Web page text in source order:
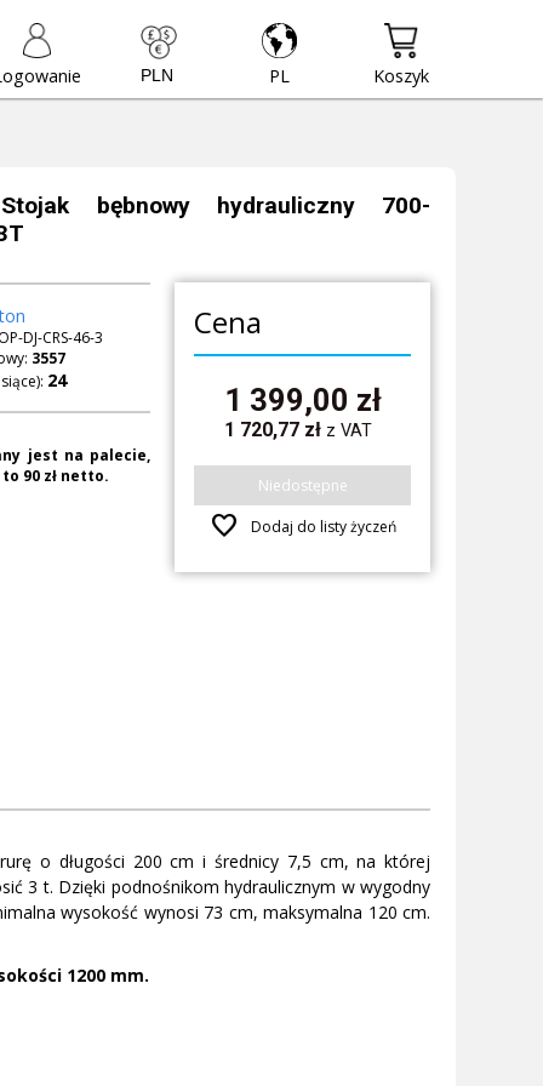
PL Koszyk
bębnowy hydrauliczny 700-
DJ-CRS-46-3
3557
jest na palecie,
90 zł netto.
Cena
1 399,00 zł
1 720,77zł z VAT
Niedostępne
favorite Dodaj do listy życzeń
o długości 200 cm i średnicy 7,5 cm, na której
3 t. Dzięki podnośnikom hydraulicznym w wygodny
wysokość wynosi 73 cm, maksymalna 120 cm.
1200 mm.